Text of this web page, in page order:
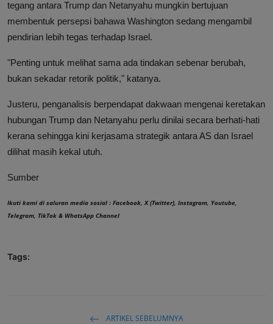
tegang antara Trump dan Netanyahu mungkin bertujuan
membentuk persepsi bahawa Washington sedang mengambil
pendirian lebih tegas terhadap Israel.
"Penting untuk melihat sama ada tindakan sebenar berubah,
bukan sekadar retorik politik," katanya.
Justeru, penganalisis berpendapat dakwaan mengenai keretakan
hubungan Trump dan Netanyahu perlu dinilai secara berhati-hati
kerana sehingga kini kerjasama strategik antara AS dan Israel
dilihat masih kekal utuh.
Sumber
Ikuti kami di saluran media sosial : Facebook X (Twitter) Instagram Youtube
Telegram TikTok & WhatsApp Channel
Tags:
ARTIKEL SEBELUMNYA